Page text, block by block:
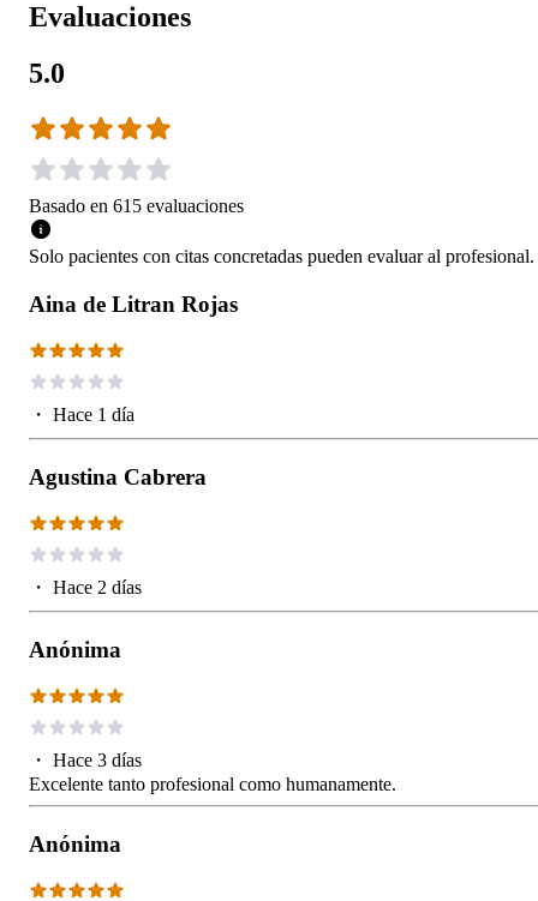
Evaluaciones
5.0
Basado en 615 evaluaciones
Solo pacientes con citas concretadas pueden evaluar al profesional.
Aina de Litran Rojas
・ Hace 1 día
Agustina Cabrera
・ Hace 2 días
Anónima
・ Hace 3 días
Excelente tanto profesional como humanamente.
Anónima